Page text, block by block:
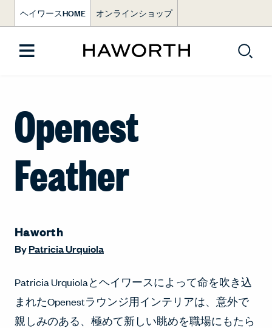
ヘイワースHOME オンラインショップ
Openest
Feather
Haworth
ByPatricia Urquiola
Patricia Urquiolaとヘイワースによって命を吹き込
まれたOpenestラウンジ用インテリアは、意外で
親しみのある、極めて新しい眺めを職場にもたら